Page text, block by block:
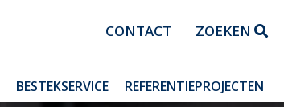
CONTACT ZOEKEN
BESTEKSERVICE REFERENTIEPROJECTEN